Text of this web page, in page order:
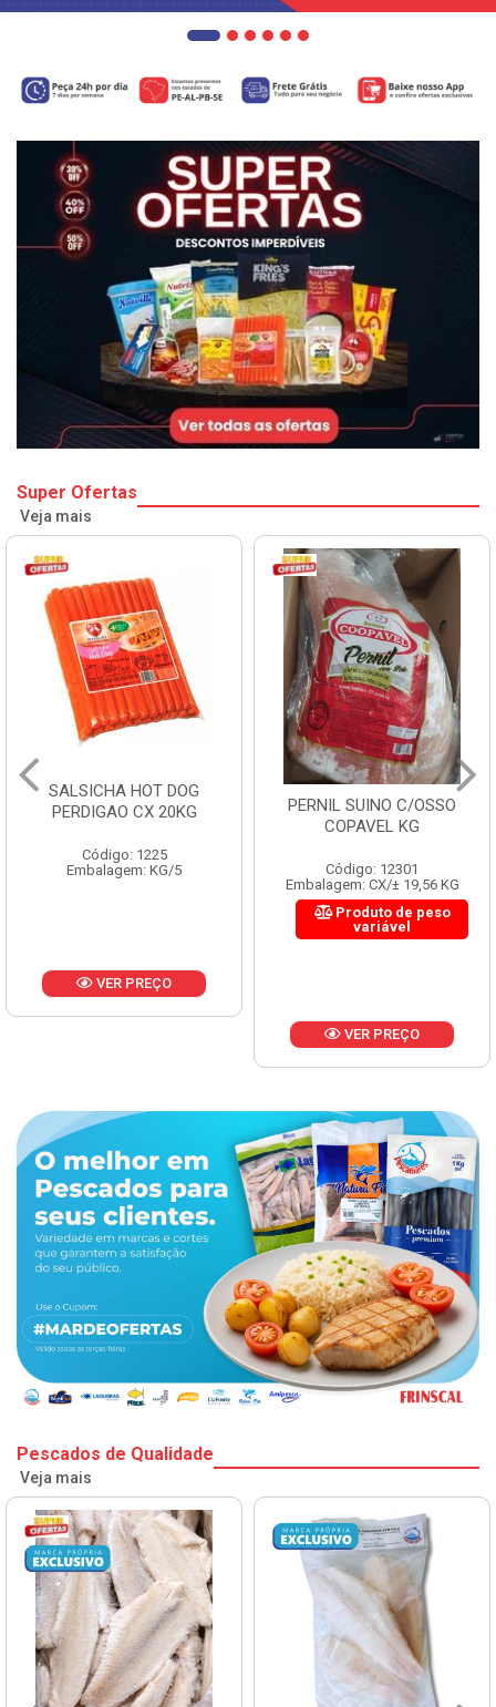
Super Ofertas
Veja mais
SALSICHA HOT DOG
PERDIGAO CX 20KG
Código: 1225
Embalagem: KG/5
VER PREÇO
PERNIL SUINO C/OSSO
COPAVEL KG
Código: 12301
Embalagem: CX/± 19,56 KG
Produto de peso
variável
VER PREÇO
Pescados de Qualidade
Veja mais